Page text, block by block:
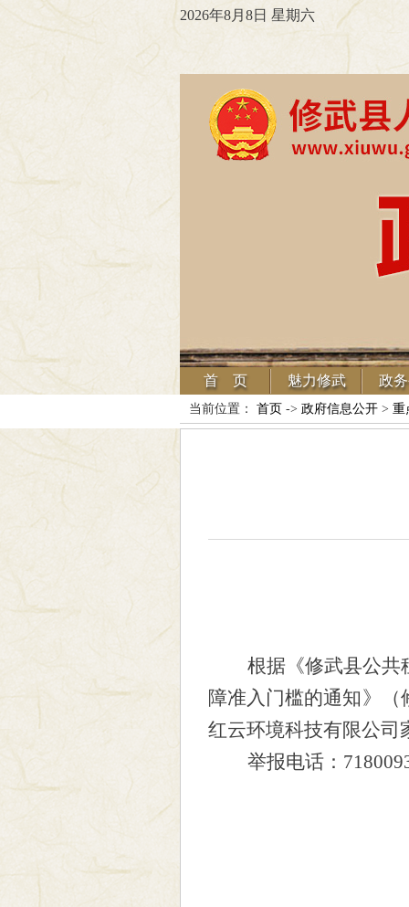
2026年8月8日 星期六
首 页 魅力修武 政
当前位置： 首页 -> 政府信息公开> 重
根据《修武县公共
障准入门槛的通知》（
红云环境科技有限公司
举报电话：